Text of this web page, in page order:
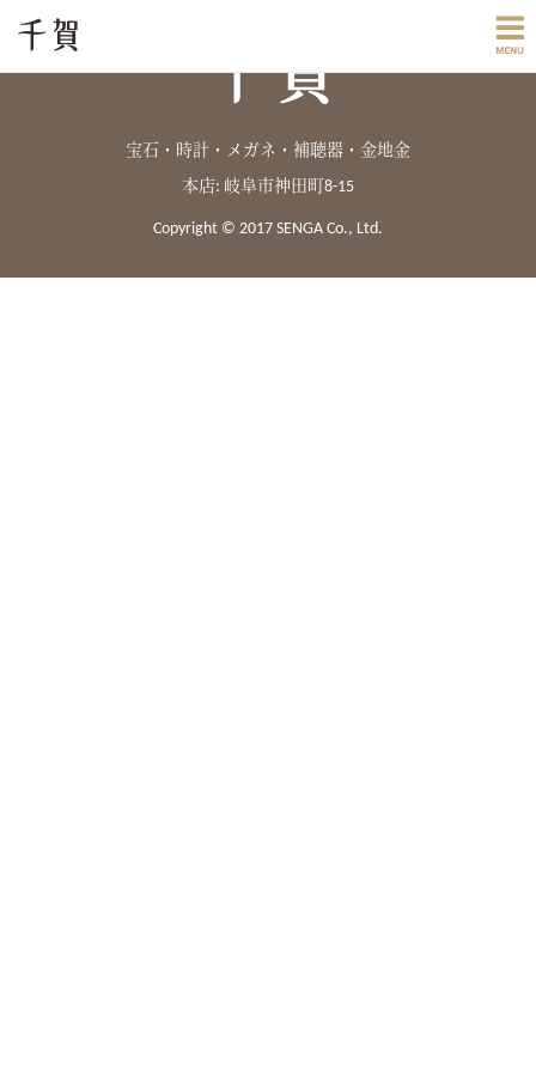
宝石・時計・メガネ・補聴器・金地金
本店: 岐阜市神田町8-15
Copyright © 2017 SENGA Co., Ltd.